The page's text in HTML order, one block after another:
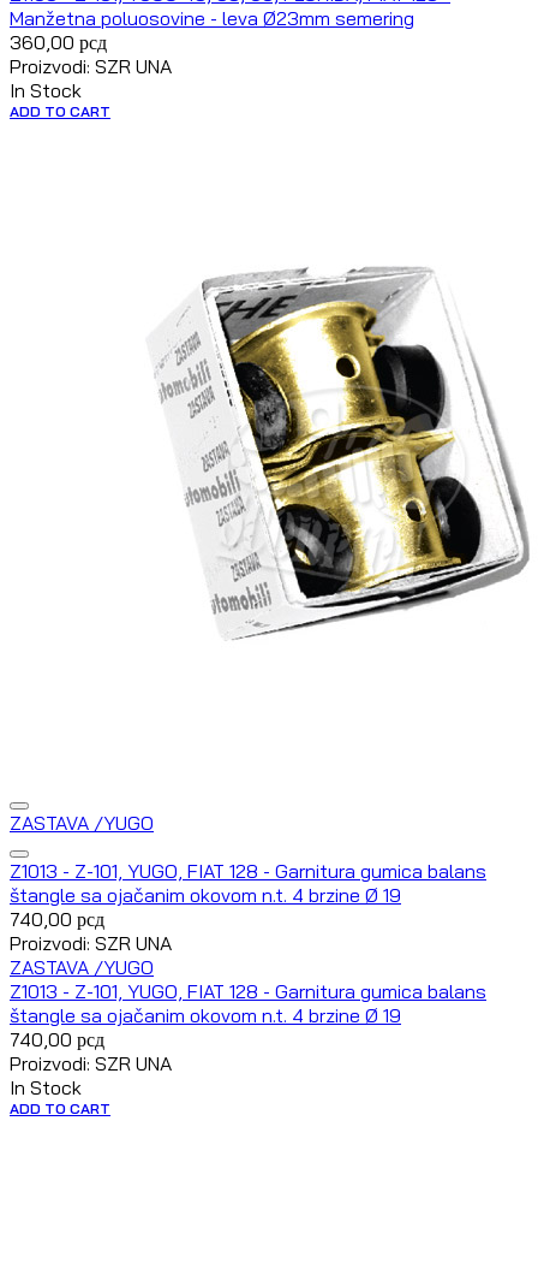
Manžetna poluosovine - leva Ø23mm semering
360,00 рсд
Proizvodi: SZR UNA
In Stock
ADD TO CART
ZASTAVA /YUGO
Z1013 - Z-101, YUGO, FIAT 128 - Garnitura gumica balans
štangle sa ojačanim okovom n.t. 4 brzine Ø 19
740,00 рсд
Proizvodi: SZR UNA
ZASTAVA /YUGO
Z1013 - Z-101, YUGO, FIAT 128 - Garnitura gumica balans
štangle sa ojačanim okovom n.t. 4 brzine Ø 19
740,00 рсд
Proizvodi: SZR UNA
In Stock
ADD TO CART